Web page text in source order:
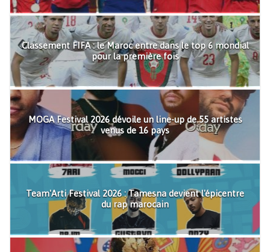
Classement FIFA : le Maroc entre dans le top 6 mondial
pour la première fois
MOGA Festival 2026 dévoile un line-up de 55 artistes
venus de 16 pays
Team'Arti Festival 2026 : Tamesna devient l'épicentre
du rap marocain